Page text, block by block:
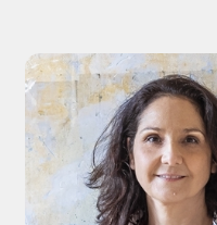
aux sols et délimité des
un jeu de plusieurs teintes
(faïences et papier peints)
différents choix de blancs
de profondeur et de rendre
voulu très clair.